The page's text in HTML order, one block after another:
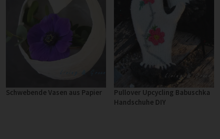
Schwebende Vasen aus Papier
Pullover Upcycling Babuschka
Handschuhe DIY